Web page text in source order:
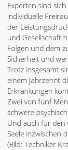
Experten sind
individuelle
der
und Gesellschaft
Folgen und dem
Sicherheit und
Trotz insgesamt
einem Jahrzehnt
Erkrankungen
Zwei von fünf
schwere
Und auch für den
Seele inzwischen
(Bild: Techniker